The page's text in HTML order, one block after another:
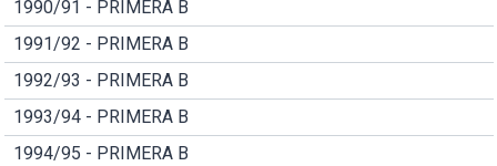
1990/91 - PRIMERA B
1991/92 - PRIMERA B
1992/93 - PRIMERA B
1993/94 - PRIMERA B
1994/95 - PRIMERA B